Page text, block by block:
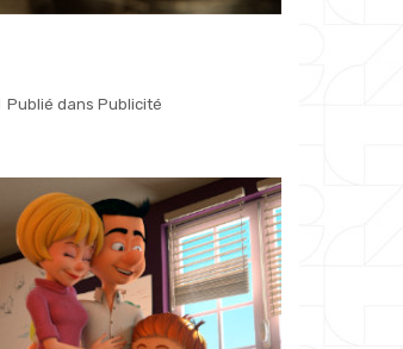
Publié dans Publicité